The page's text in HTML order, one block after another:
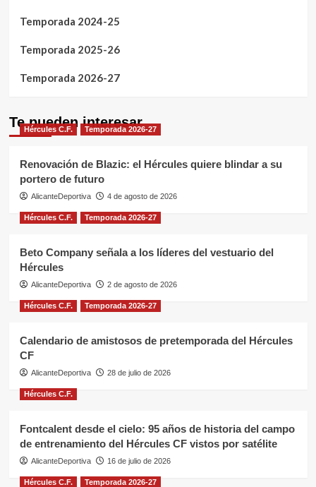
Temporada 2024-25
Temporada 2025-26
Temporada 2026-27
Te pueden interesar
Hércules C.F. Temporada 2026-27
Renovación de Blazic: el Hércules quiere blindar a su
portero de futuro
AlicanteDeportiva 4 de agosto de 2026
Hércules C.F. Temporada 2026-27
Beto Company señala a los líderes del vestuario del
Hércules
AlicanteDeportiva 2 de agosto de 2026
Hércules C.F. Temporada 2026-27
Calendario de amistosos de pretemporada del Hércules
CF
AlicanteDeportiva 28 de julio de 2026
Hércules C.F.
Fontcalent desde el cielo: 95 años de historia del campo
de entrenamiento del Hércules CF vistos por satélite
AlicanteDeportiva 16 de julio de 2026
Hércules C.F. Temporada 2026-27